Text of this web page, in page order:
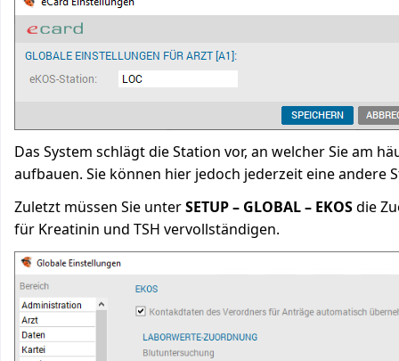
Das System schlägt die Station vor, an welcher Sie am
aufbauen. Sie können hier jedoch jederzeit eine andere
Zuletzt müssen Sie unterSETUP – GLOBAL – EKOSdie
für Kreatinin und TSH vervollständigen.